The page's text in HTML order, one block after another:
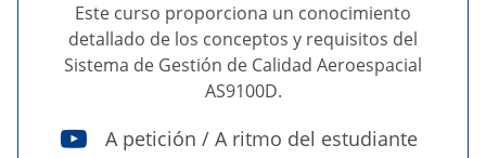
Este curso proporciona un conocimiento
detallado de los conceptos y requisitos del
Sistema de Gestión de Calidad Aeroespacial
AS9100D.
A petición / A ritmo del estudiante